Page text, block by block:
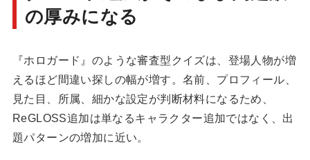
の厚みになる
『ホロガード』のような審査型クイズは、登場人物が増
えるほど間違い探しの幅が増す。名前、プロフィール、
見た目、所属、細かな設定が判断材料になるため、
ReGLOSS追加は単なるキャラクター追加ではなく、出
題パターンの増加に近い。